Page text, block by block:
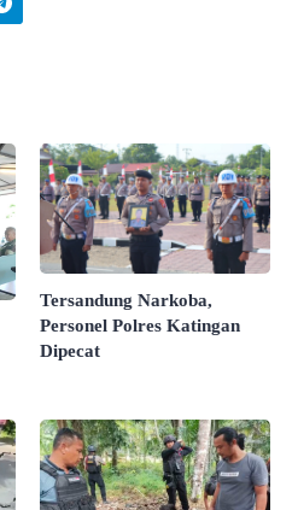
Tersandung Narkoba,
Personel Polres Katingan
Dipecat